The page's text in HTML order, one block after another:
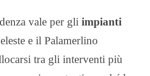
vale per gli impianti
e il Palamerlino
tra gli interventi più